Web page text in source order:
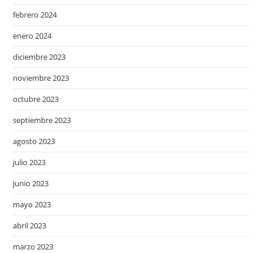
febrero 2024
enero 2024
diciembre 2023
noviembre 2023
octubre 2023
septiembre 2023
agosto 2023
julio 2023
junio 2023
mayo 2023
abril 2023
marzo 2023